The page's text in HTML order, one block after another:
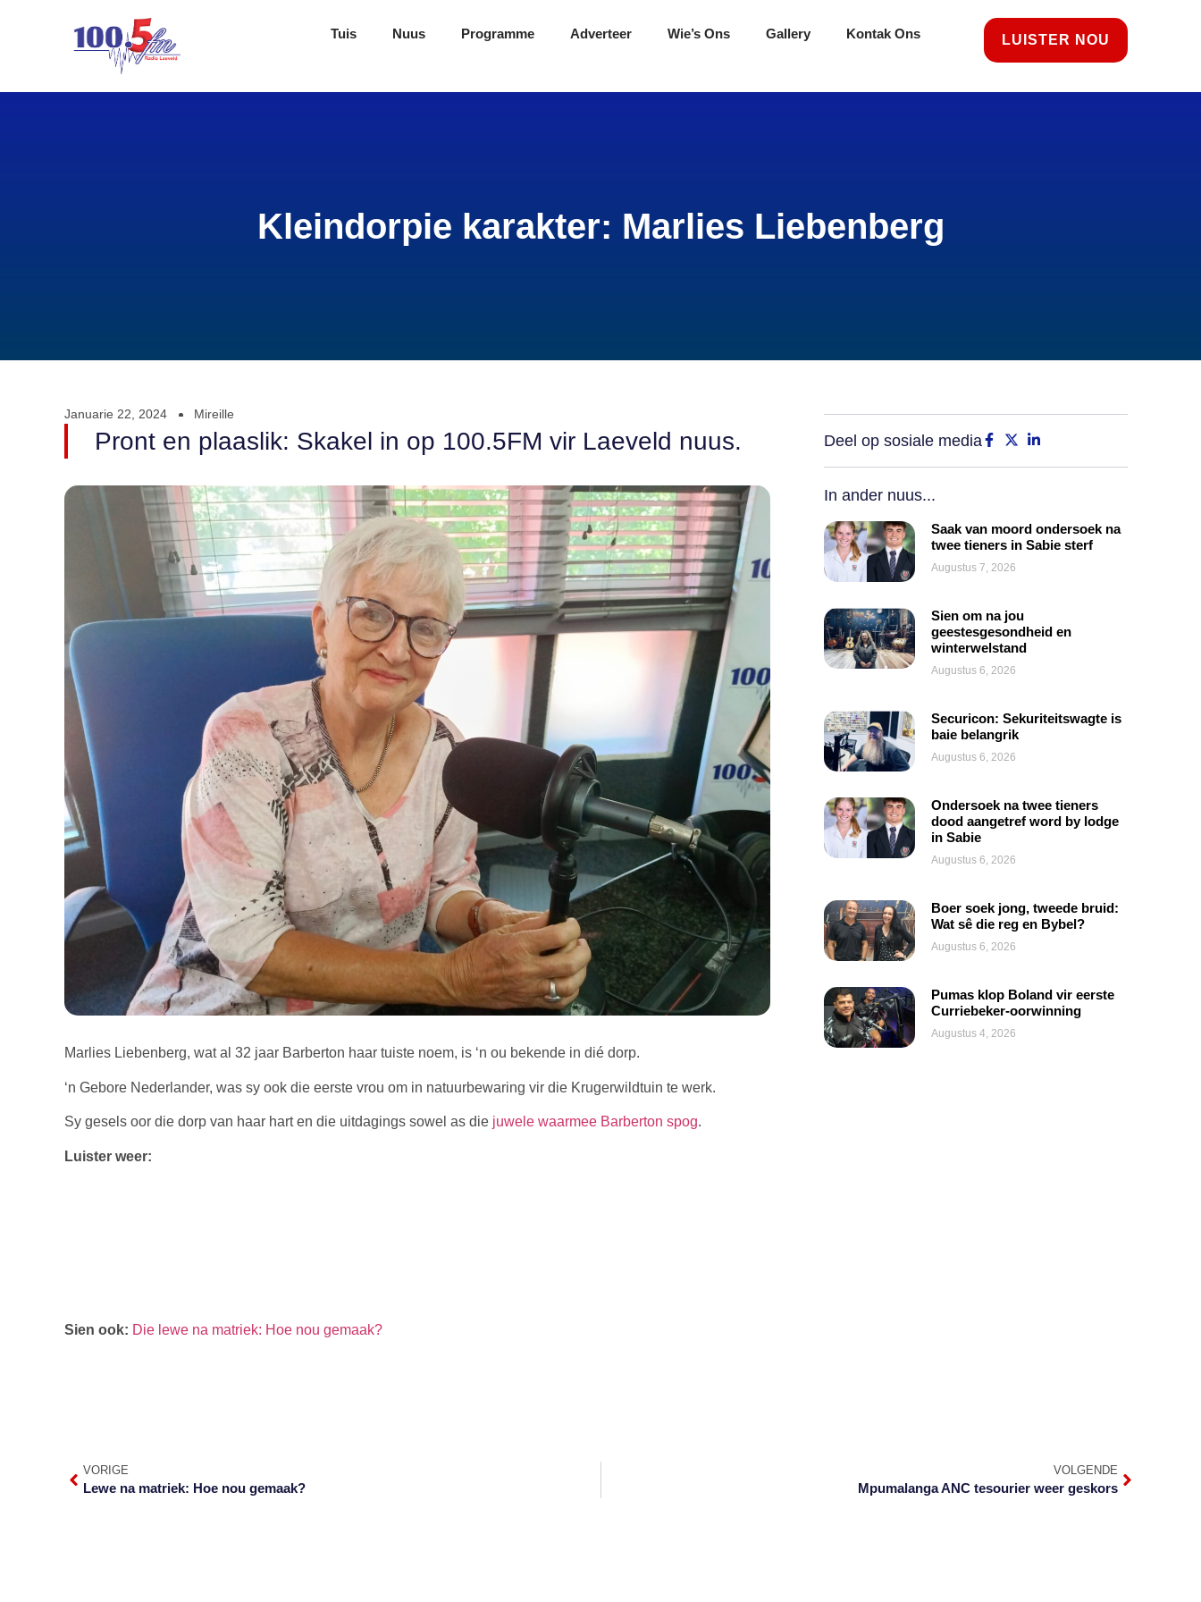
Tuis Nuus Programme Adverteer Wie’s Ons Gallery Kontak Ons LUISTER NOU
Kleindorpie karakter: Marlies Liebenberg
Januarie 22, 2024 Mireille
Pront en plaaslik: Skakel in op 100.5FM vir Laeveld nuus.
Marlies Liebenberg, wat al 32 jaar Barberton haar tuiste noem, is ‘n ou bekende in dié dorp.
‘n Gebore Nederlander, was sy ook die eerste vrou om in natuurbewaring vir die Krugerwildtuin te werk.
Sy gesels oor die dorp van haar hart en die uitdagings sowel as die juwele waarmee Barberton spog.
Luister weer:
Sien ook: Die lewe na matriek: Hoe nou gemaak?
Deel op sosiale media
In ander nuus...
Saak van moord ondersoek na
twee tieners in Sabie sterf
Augustus 7, 2026
Sien om na jou
geestesgesondheid en
winterwelstand
Augustus 6, 2026
Securicon: Sekuriteitswagte is
baie belangrik
Augustus 6, 2026
Ondersoek na twee tieners
dood aangetref word by lodge
in Sabie
Augustus 6, 2026
Boer soek jong, tweede bruid:
Wat sê die reg en Bybel?
Augustus 6, 2026
Pumas klop Boland vir eerste
Curriebeker-oorwinning
Augustus 4, 2026
VORIGE
Lewe na matriek: Hoe nou gemaak?
VOLGENDE
Mpumalanga ANC tesourier weer geskors